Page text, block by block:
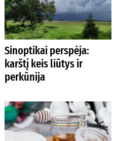
Sinoptikai perspėja:
karštį keis liūtys ir
perkūnija